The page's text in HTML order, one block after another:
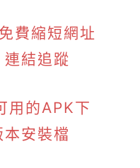
費縮短網址
結追蹤
用的APK下
安裝檔